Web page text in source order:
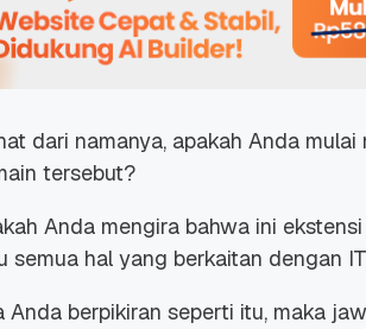
dari namanya, apakah Anda
tersebut?
Anda mengira bahwa ini
semua hal yang berkaitan dengan
Anda berpikiran seperti itu, maka